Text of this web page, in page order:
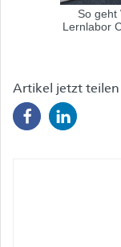
So geht
Lernlabor